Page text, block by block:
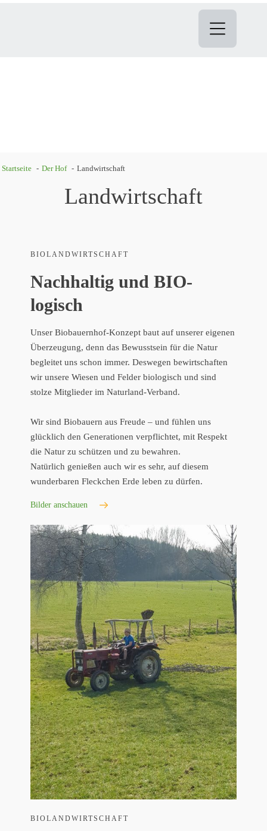
Startseite Der Hof Landwirtschaft
Landwirtschaft
BIOLANDWIRTSCHAFT
Nachhaltig und BIO-
logisch
Unser Biobauernhof-Konzept baut auf unserer eigenen
Überzeugung, denn das Bewusstsein für die Natur
begleitet uns schon immer. Deswegen bewirtschaften
wir unsere Wiesen und Felder biologisch und sind
stolze Mitglieder im Naturland-Verband.
Wir sind Biobauern aus Freude – und fühlen uns
glücklich den Generationen verpflichtet, mit Respekt
die Natur zu schützen und zu bewahren.
Natürlich genießen auch wir es sehr, auf diesem
wunderbaren Fleckchen Erde leben zu dürfen.
Bilder anschauen
BIOLANDWIRTSCHAFT